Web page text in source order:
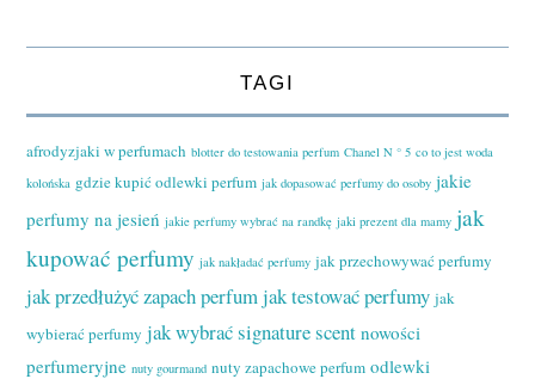
TAGI
afrodyzjaki w perfumach blotter do testowania perfum Chanel N ° 5 co to jest woda
kolońska gdzie kupić odlewki perfum jak dopasować perfumy do osoby jakie
perfumy na jesień jakie perfumy wybrać na randkę jaki prezent dla mamy jak
kupować perfumy jak nakładać perfumy jak przechowywać perfumy
jak przedłużyć zapach perfumjak testować perfumy jak
wybierać perfumy jak wybrać signature scent nowości
perfumeryjne nuty gourmand nuty zapachowe perfum odlewki